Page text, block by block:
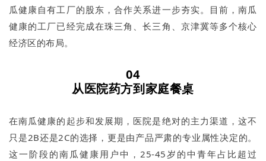
瓜健康自有工厂的股东，合作关系进一步夯实。目前，南瓜
健康的工厂已经完成在珠三角、长三角、京津冀等多个核心
经济区的布局。
04
从医院药方到家庭餐桌
在南瓜健康的起步和发展期，医院是绝对的主力渠道，这不
只是2B还是2C的选择，更是由产品严肃的专业属性决定的。
这一阶段的南瓜健康用户中，25-45岁的中青年占比超过